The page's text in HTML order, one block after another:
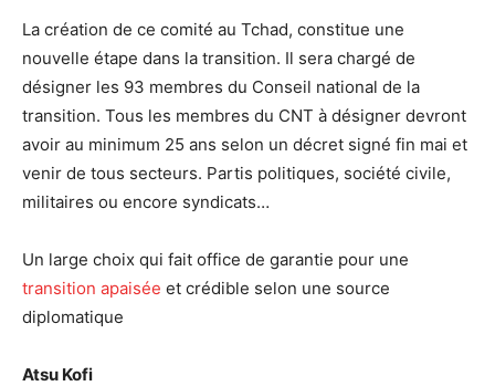
La création de ce comité au Tchad, constitue une
nouvelle étape dans la transition. Il sera chargé de
désigner les 93 membres du Conseil national de la
transition. Tous les membres du CNT à désigner devront
avoir au minimum 25 ans selon un décret signé fin mai et
venir de tous secteurs. Partis politiques, société civile,
militaires ou encore syndicats…
Un large choix qui fait office de garantie pour une
transition apaisée et crédible selon une source
diplomatique
Atsu Kofi